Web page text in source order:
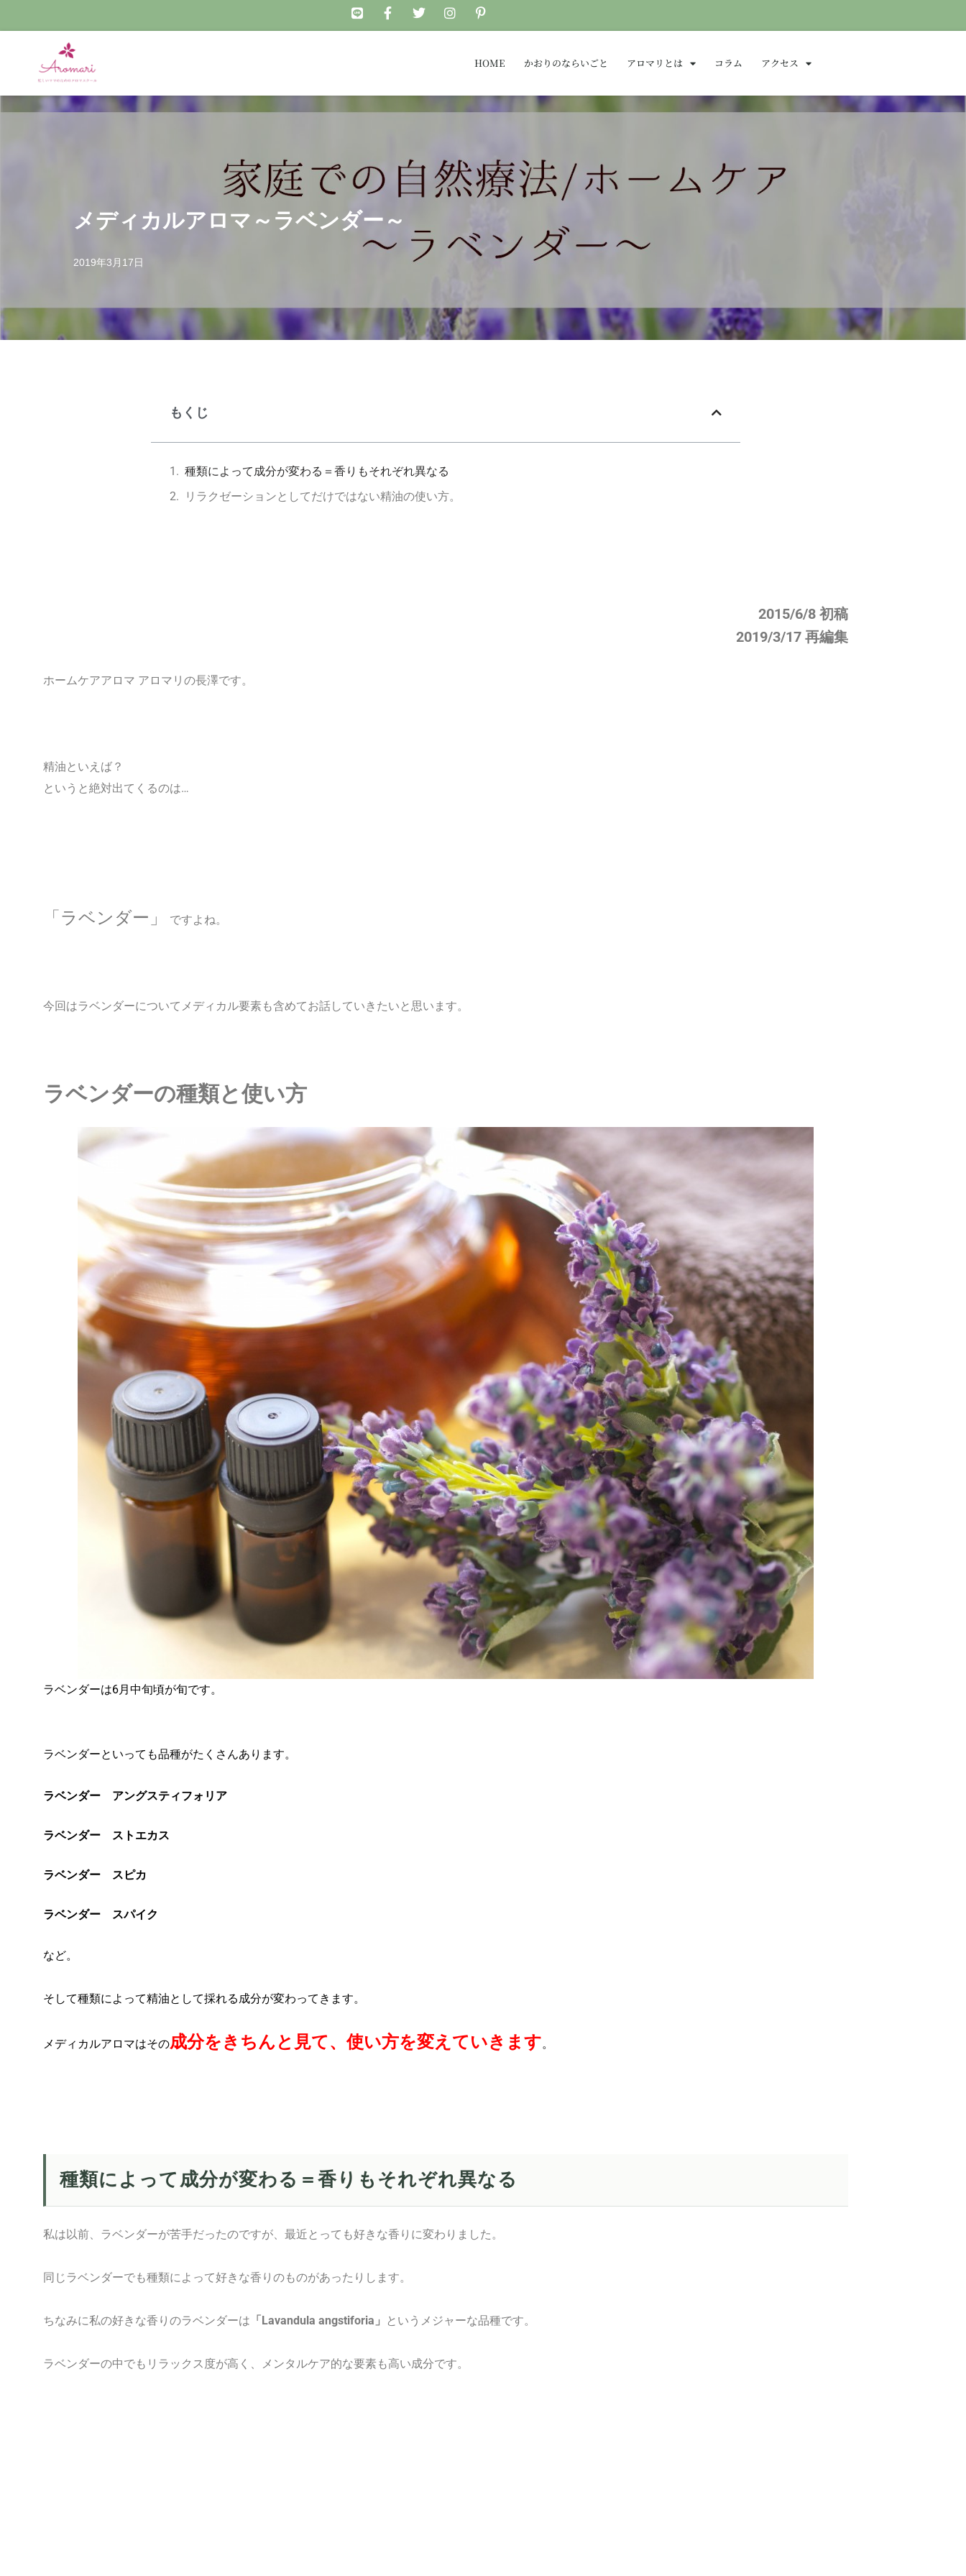
ン
HOME かおりのならいごと アロマリとは コラム アクセス
メディカルアロマ～ラベンダー～
2019年3月17日
もくじ
種類によって成分が変わる＝香りもそれぞれ異なる
リラクゼーションとしてだけではない精油の使い方。
2015/6/8 初稿
2019/3/17 再編集
ホームケアアロマ アロマリの長澤です。
精油といえば？
というと絶対出てくるのは…
「ラベンダー」 ですよね。
今回はラベンダーについてメディカル要素も含めてお話していきたいと思います。
ラベンダーの種類と使い方
ラベンダーは6月中旬頃が旬です。
ラベンダーといっても品種がたくさんあります。
ラベンダー アングスティフォリア
ラベンダー ストエカス
ラベンダー スピカ
ラベンダー スパイク
など。
そして種類によって精油として採れる成分が変わってきます。
メディカルアロマはその成分をきちんと見て、使い方を変えていきます。
種類によって成分が変わる＝香りもそれぞれ異なる
私は以前、ラベンダーが苦手だったのですが、最近とっても好きな香りに変わりました。
同じラベンダーでも種類によって好きな香りのものがあったりします。
ちなみに私の好きな香りのラベンダーは 「Lavandula angstiforia」 というメジャーな品種です。
ラベンダーの中でもリラックス度が高く、メンタルケア的な要素も高い成分です。